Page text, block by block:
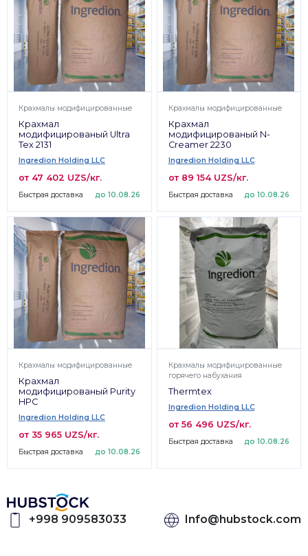
Крахмалы модифицированные
Крахмал
модифицированый Ultra
Tex 2131
Ingredion Holding LLC
от 47 402 UZS/кг.
Быстрая доставка до 10.08.26
Крахмалы модифицированные
Крахмал
модифицированый N-
Creamer 2230
Ingredion Holding LLC
от 89 154 UZS/кг.
Быстрая доставка до 10.08.26
Крахмалы модифицированные
Крахмал
модифицированый Purity
HPC
Ingredion Holding LLC
от 35 965 UZS/кг.
Быстрая доставка до 10.08.26
Крахмалы модифицированные
горячего набухания
Thermtex
Ingredion Holding LLC
от 56 496 UZS/кг.
Быстрая доставка до 10.08.26
+998 909583033 Info@hubstock.com